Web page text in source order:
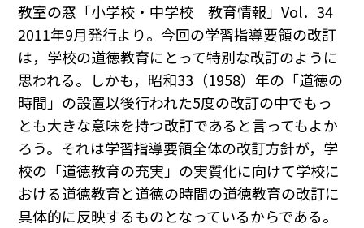
教室の窓「小学校・中学校 教育情報」Vol．34
2011年9月発行より。今回の学習指導要領の改訂
は，学校の道徳教育にとって特別な改訂のように
思われる。しかも，昭和33（1958）年の「道徳の
時間」の設置以後行われた5度の改訂の中でもっ
とも大きな意味を持つ改訂であると言ってもよか
ろう。それは学習指導要領全体の改訂方針が，学
校の「道徳教育の充実」の実質化に向けて学校に
おける道徳教育と道徳の時間の道徳教育の改訂に
具体的に反映するものとなっているからである。